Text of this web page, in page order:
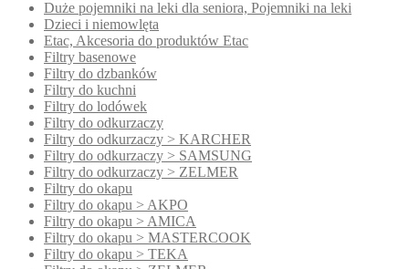
Duże pojemniki na leki dla seniora, Pojemniki na leki
Dzieci i niemowlęta
Etac, Akcesoria do produktów Etac
Filtry basenowe
Filtry do dzbanków
Filtry do kuchni
Filtry do lodówek
Filtry do odkurzaczy
Filtry do odkurzaczy > KARCHER
Filtry do odkurzaczy > SAMSUNG
Filtry do odkurzaczy > ZELMER
Filtry do okapu
Filtry do okapu > AKPO
Filtry do okapu > AMICA
Filtry do okapu > MASTERCOOK
Filtry do okapu > TEKA